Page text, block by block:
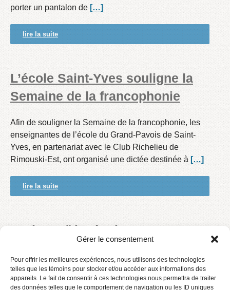
Gérer le consentement
Pour offrir les meilleures expériences, nous utilisons des technologies
telles que les témoins pour stocker et/ou accéder aux informations des
appareils. Le fait de consentir à ces technologies nous permettra de traiter
des données telles que le comportement de navigation ou les ID uniques
porter un pantalon de […]
lire la suite
L’école Saint-Yves souligne la
Semaine de la francophonie
Afin de souligner la Semaine de la francophonie, les
enseignantes de l’école du Grand-Pavois de Saint-
Yves, en partenariat avec le Club Richelieu de
Rimouski-Est, ont organisé une dictée destinée à […]
lire la suite
Projet Haïti – école St-Yves
Projet pour venir en aide au foyer pour enfants – Notre-
Dame-de-Lourde à HaïtiLe 27 avril prochain, à la salle
Michel Leblanc de l’école Paul-Hubert, aura lieu le